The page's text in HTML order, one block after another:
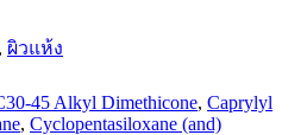
, ผิวแห้ง
45 Alkyl Dimethicone, Caprylyl
, Cyclopentasiloxane (and)